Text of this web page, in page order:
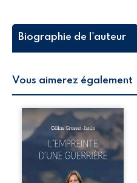
Biographie de l'auteur
Vous aimerez également
Que reste-t-il de
l’enfance lorsque
la maladie impose
ses propres règles
? L’empreinte
d’une guerrière